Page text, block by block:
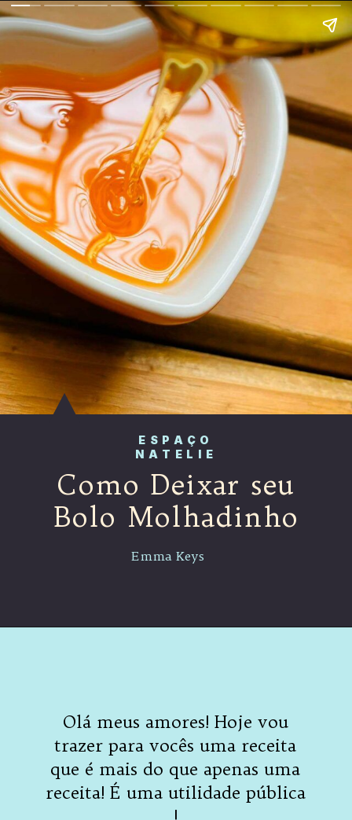
ESPAÇO
NATELIE
Como Deixar seu
Bolo Molhadinho
Emma Keys
Olá meus amores! Hoje vou
trazer para vocês uma receita
que é mais do que apenas uma
receita! É uma utilidade pública